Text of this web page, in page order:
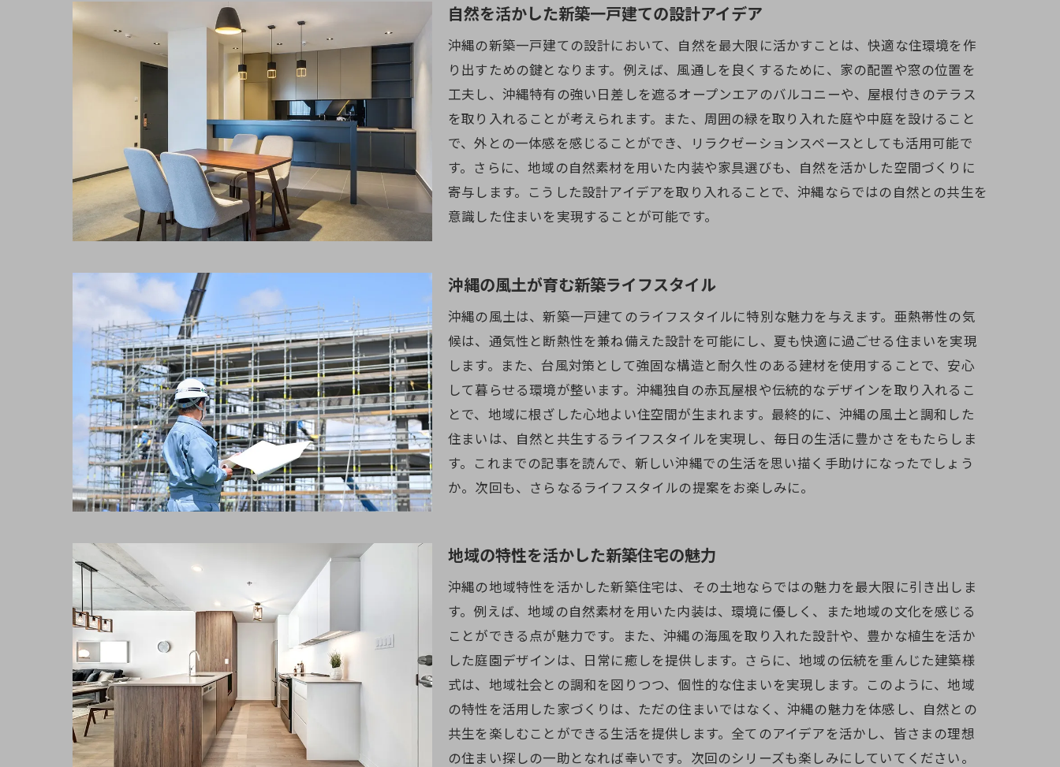
地域のエネルギーを活用する新築住宅
健康的な暮らしを叶える開放的な住空間
自然素材を用いた内装と家具の選び方
沖縄で理想の新築を手に入れるためのガイド
理想の土地を見つけるための調査方法
新築計画のための設計プランニング
信頼できる施工業者の選び方と契約のポイント
引っ越し準備と新生活へのスムーズな移行
地域の特色を活かしたインテリアコーディネート
家族全員が満足する新築住宅の実現方法
新築一戸建てが沖縄の暮らしに与える影響
地域コミュニティにおける生活の変化
新築住宅がもたらす地元への経済効果
健康的な住環境がもたらす生活の質向上
自然環境との調和を考えた生活スタイル
新築一戸建てが持つ持続可能性への影響
沖縄の伝統文化と現代生活の融合
自然を活かした新築一戸建ての設計アイデア
沖縄の新築一戸建ての設計において、自然を最大限に活かすことは、快適な住環境を作
り出すための鍵となります。例えば、風通しを良くするために、家の配置や窓の位置を
工夫し、沖縄特有の強い日差しを遮るオープンエアのバルコニーや、屋根付きのテラス
を取り入れることが考えられます。また、周囲の緑を取り入れた庭や中庭を設けること
で、外との一体感を感じることができ、リラクゼーションスペースとしても活用可能で
す。さらに、地域の自然素材を用いた内装や家具選びも、自然を活かした空間づくりに
寄与します。こうした設計アイデアを取り入れることで、沖縄ならではの自然との共生を
意識した住まいを実現することが可能です。
沖縄の風土が育む新築ライフスタイル
沖縄の風土は、新築一戸建てのライフスタイルに特別な魅力を与えます。亜熱帯性の気
候は、通気性と断熱性を兼ね備えた設計を可能にし、夏も快適に過ごせる住まいを実現
します。また、台風対策として強固な構造と耐久性のある建材を使用することで、安心
して暮らせる環境が整います。沖縄独自の赤瓦屋根や伝統的なデザインを取り入れるこ
とで、地域に根ざした心地よい住空間が生まれます。最終的に、沖縄の風土と調和した
住まいは、自然と共生するライフスタイルを実現し、毎日の生活に豊かさをもたらしま
す。これまでの記事を読んで、新しい沖縄での生活を思い描く手助けになったでしょう
か。次回も、さらなるライフスタイルの提案をお楽しみに。
地域の特性を活かした新築住宅の魅力
沖縄の地域特性を活かした新築住宅は、その土地ならではの魅力を最大限に引き出しま
す。例えば、地域の自然素材を用いた内装は、環境に優しく、また地域の文化を感じる
ことができる点が魅力です。また、沖縄の海風を取り入れた設計や、豊かな植生を活か
した庭園デザインは、日常に癒しを提供します。さらに、地域の伝統を重んじた建築様
式は、地域社会との調和を図りつつ、個性的な住まいを実現します。このように、地域
の特性を活用した家づくりは、ただの住まいではなく、沖縄の魅力を体感し、自然との
共生を楽しむことができる生活を提供します。全てのアイデアを活かし、皆さまの理想
の住まい探しの一助となれば幸いです。次回のシリーズも楽しみにしていてください。